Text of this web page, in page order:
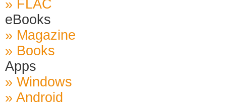
» FLAC
eBooks
» Magazine
» Books
Apps
» Windows
» Android